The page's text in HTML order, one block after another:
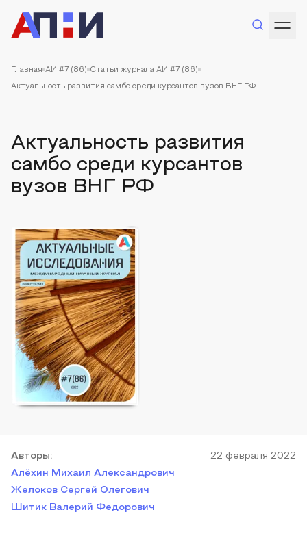
Главная АИ #7 (86) Статьи журнала АИ #7 (86)
Актуальность развития самбо среди курсантов вузов ВНГ РФ
Актуальность развития
самбо среди курсантов
вузов ВНГ РФ
Авторы:
Алёхин Михаил Александрович
Желоков Сергей Олегович
Шитик Валерий Федорович
22 февраля 2022